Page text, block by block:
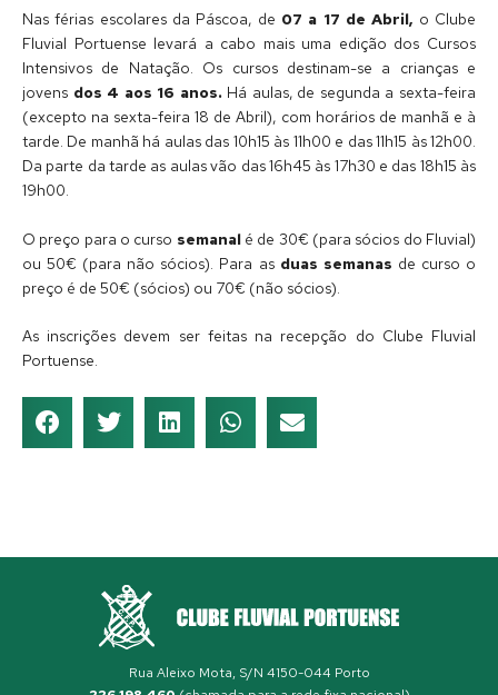
Nas férias escolares da Páscoa, de 07 a 17 de Abril, o Clube
Fluvial Portuense levará a cabo mais uma edição dos Cursos
Intensivos de Natação. Os cursos destinam-se a crianças e
jovens dos 4 aos 16 anos. Há aulas, de segunda a sexta-feira
(excepto na sexta-feira 18 de Abril), com horários de manhã e à
tarde. De manhã há aulas das 10h15 às 11h00 e das 11h15 às 12h00.
Da parte da tarde as aulas vão das 16h45 às 17h30 e das 18h15 às
19h00.
O preço para o curso semanalé de 30€ (para sócios do Fluvial)
ou 50€ (para não sócios). Para as duas semanas de curso o
preço é de 50€ (sócios) ou 70€ (não sócios).
As inscrições devem ser feitas na recepção do Clube Fluvial
Portuense.
Rua Aleixo Mota, S/N 4150-044 Porto